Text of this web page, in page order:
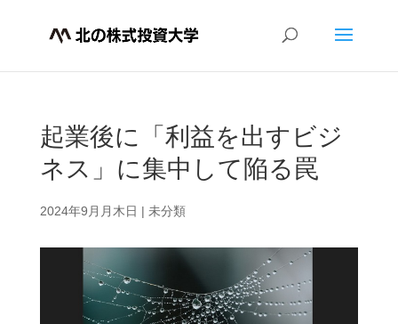
起業後に「利益を出すビジ
ネス」に集中して陥る罠
2024年9月月木日 | 未分類